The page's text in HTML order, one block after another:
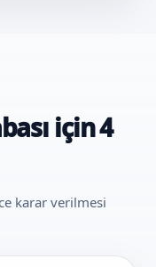
için 4
karar verilmesi